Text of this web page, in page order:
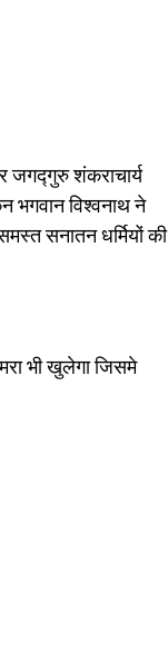
जगद्गुरु शंकराचार्य
भगवान विश्वनाथ ने
सनातन धर्मियों की
भी खुलेगा जिसमे